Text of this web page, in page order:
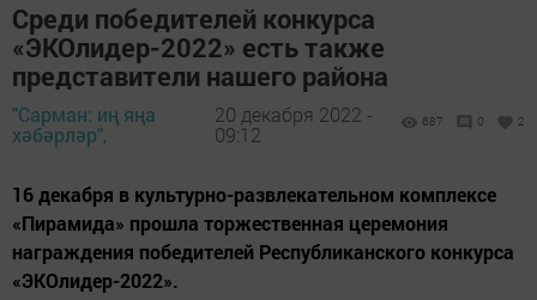
Среди победителей конкурса
«ЭКОлидер-2022» есть также
представители нашего района
"Сарман: иң яңа
хәбәрләр",
20 декабря 2022 -
09:12
687 0 2
16 декабря в культурно-развлекательном комплексе
«Пирамида» прошла торжественная церемония
награждения победителей Республиканского конкурса
«ЭКОлидер-2022».